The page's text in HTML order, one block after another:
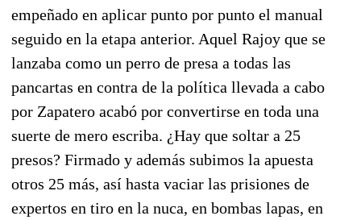
empeñado en aplicar punto por punto el manual
seguido en la etapa anterior. Aquel Rajoy que se
lanzaba como un perro de presa a todas las
pancartas en contra de la política llevada a cabo
por Zapatero acabó por convertirse en toda una
suerte de mero escriba. ¿Hay que soltar a 25
presos? Firmado y además subimos la apuesta
otros 25 más, así hasta vaciar las prisiones de
expertos en tiro en la nuca, en bombas lapas, en